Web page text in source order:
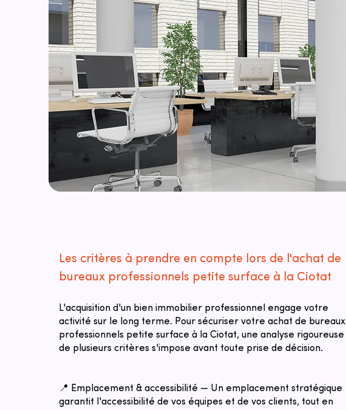
Les critères à prendre en compte lors de l'achat de
bureaux professionnels petite surface à la Ciotat
L'acquisition d'un bien immobilier professionnel engage votre
activité sur le long terme. Pour sécuriser votre achat de bureaux
professionnels petite surface à la Ciotat, une analyse rigoureuse
de plusieurs critères s'impose avant toute prise de décision.
📍 Emplacement & accessibilité — Un emplacement stratégique
garantit l'accessibilité de vos équipes et de vos clients, tout en